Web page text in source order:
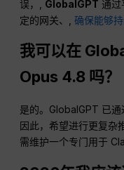
误，, GlobalGPT 通过
定的网关、,确保能够
我可以在
Opus 4.8 吗？
是的。GlobalGPT 已通
因此，希望进行更复杂
需维护一个专门用于